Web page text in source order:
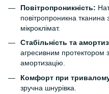
Повітропроникність:
повітропроникна
мікроклімат.
Стабільність та
агресивним протектором
амортизацію.
Комфорт при тривалому
зручна шнурівка.